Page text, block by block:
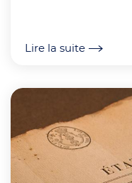
Lire la suite